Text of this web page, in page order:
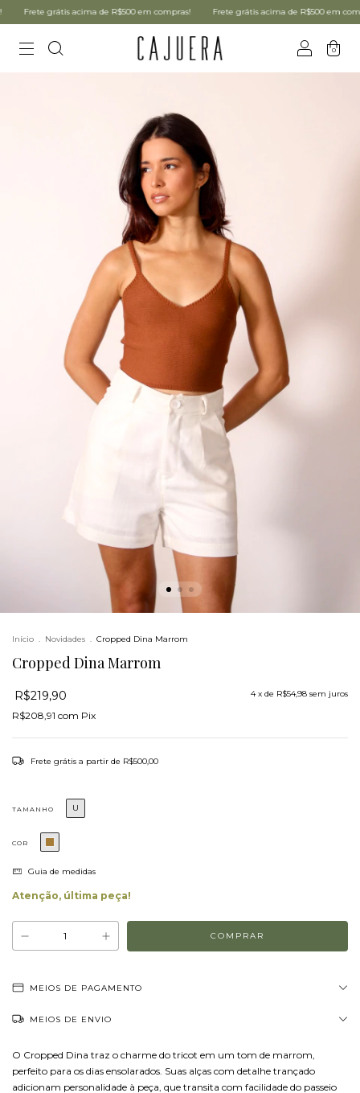
grátis acima de R$500 em compras! Frete grátis acima de R$500 em compras!
0
Início . Novidades . Cropped Dina Marrom
Cropped Dina Marrom
R$219,90 4 x de R$54,98 sem juros
R$208,91 com Pix
Frete grátis a partir de R$500,00
TAMANHO U
COR
Guia de medidas
Atenção, última peça!
MEIOS DE PAGAMENTO
MEIOS DE ENVIO
O Cropped Dina traz o charme do tricot em um tom de marrom,
perfeito para os dias ensolarados. Suas alças com detalhe trançado
adicionam personalidade à peça, que transita com facilidade do passeio